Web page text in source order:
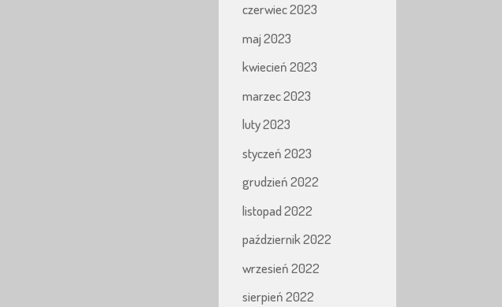
czerwiec 2023
maj 2023
kwiecień 2023
marzec 2023
luty 2023
styczeń 2023
grudzień 2022
listopad 2022
październik 2022
wrzesień 2022
sierpień 2022